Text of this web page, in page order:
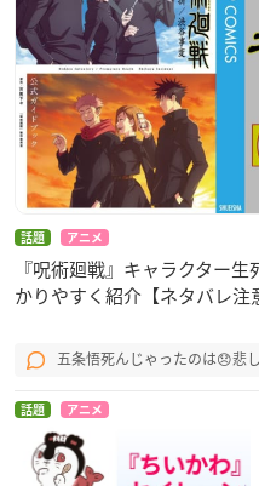
話題 アニメ
『呪術廻戦』キャラクター
かりやすく紹介【ネタバレ注
五条悟死んじゃったのは😞悲
話題 アニメ